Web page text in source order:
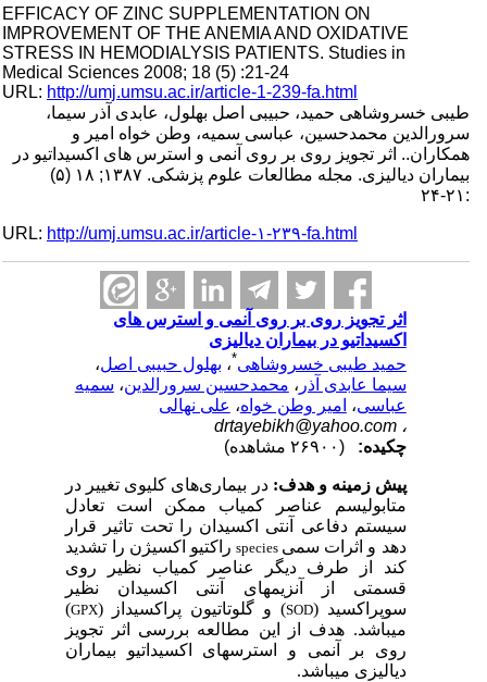
EFFICACY OF ZINC SUPPLEMENTATION ON
IMPROVEMENT OF THE ANEMIA AND OXIDATIVE
STRESS IN HEMODIALYSIS PATIENTS. Studies in
Medical Sciences 2008; 18 (5) :21-24
URL:http://umj.umsu.ac.ir/article-1-239-fa.html
طیبی خسروشاهی حمید، حبیبی اصل بهلول، عابدی آذر سیما،
سرورالدین محمدحسین، عباسی سمیه، وطن خواه امیر و
همکاران.. اثر تجویز روی بر روی آنمی و استرس های اکسیداتیو در
بیماران دیالیزی. مجله مطالعات علوم پزشکی. ۱۳۸۷; ۱۸ (۵)
URL:http://umj.umsu.ac.ir/article-۱-۲۳۹-fa.html
اثر تجویز روی بر روی آنمی و استرس های
اکسیداتیو در بیماران دیالیزی
حمید طیبی خسروشاهی ،بهلول حبیبی اصل،
سیما عابدی آذر، محمدحسین سرورالدین،سمیه
عباسی،امیر وطن خواه ،علی نهالی
drtayebikh@yahoo.com
چکیده:
پیش زمینه و هدف:در بیماری های کلیوی تغییر در
متابولیسم عناصر کمیاب ممکن است تعادل
سیستم دفاعی آنتی اکسیدان را تحت تاثیر قرار
دهد و اثرات سمیspecies راکتیو اکسیژن را تشدید
کند از طرف دیگر عناصر کمیاب نظیر روی
قسمتی از آن
زیم­های آنتی اکسیدان نظیر
سوپراکسید ( SOD) و گلوتاتیون پراکسیداز ( GPX
)
می­باشد. هدف از این مطالعه بررسی اثر تجویز
روی بر آنمی و استرس­های اکسیداتیو بیماران
دیالیزی می­باشد.